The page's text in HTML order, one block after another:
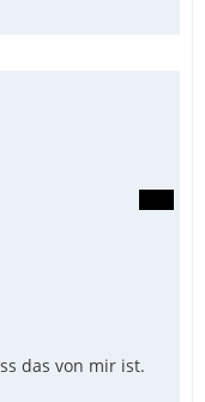
das von mir ist.